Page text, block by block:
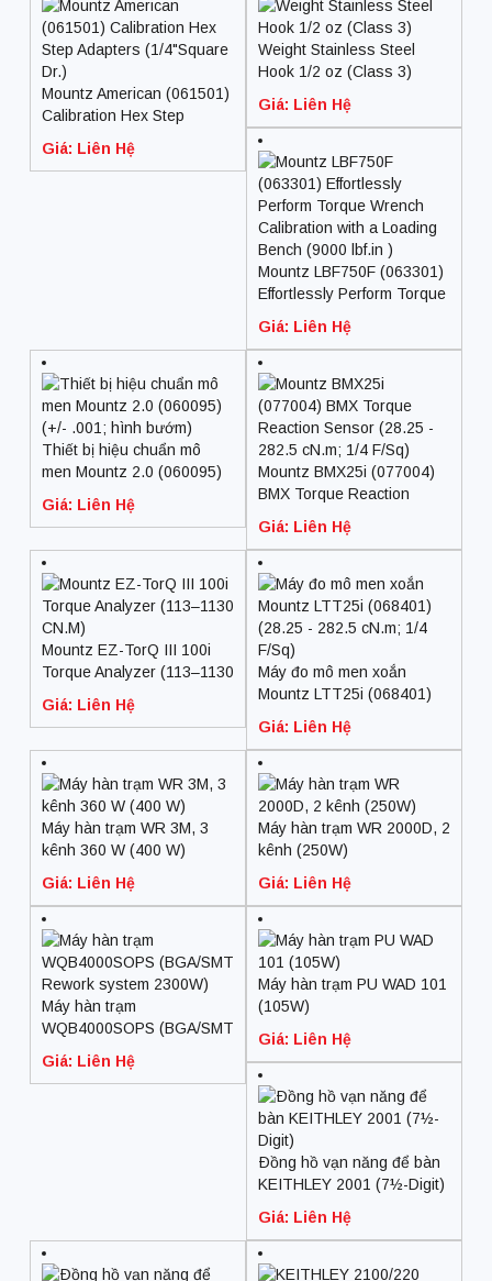
Mountz American (061501)
Calibration Hex Step
Giá: Liên Hệ
Weight Stainless Steel
Hook 1/2 oz (Class 3)
Giá: Liên Hệ
Mountz LBF750F (063301)
Effortlessly Perform Torque
Loading Bench (9000 lbf.in
)
Giá: Liên Hệ
Thiết bị hiệu chuẩn mô
men Mountz 2.0 (060095)
Giá: Liên Hệ
Mountz BMX25i (077004)
BMX Torque Reaction
cN.m; 1/4 F/Sq)
Giá: Liên Hệ
Mountz EZ-TorQ III 100i
Torque Analyzer (113–1130
Giá: Liên Hệ
Máy đo mô men xoắn
Mountz LTT25i (068401)
F/Sq)
Giá: Liên Hệ
Máy hàn trạm WR 3M, 3
kênh 360 W (400 W)
Giá: Liên Hệ
Máy hàn trạm WR 2000D, 2
kênh (250W)
Giá: Liên Hệ
Máy hàn trạm
WQB4000SOPS (BGA/SMT
Giá: Liên Hệ
Máy hàn trạm PU WAD 101
(105W)
Giá: Liên Hệ
Ðồng hồ vạn năng để bàn
KEITHLEY 2001 (7½-Digit)
Giá: Liên Hệ